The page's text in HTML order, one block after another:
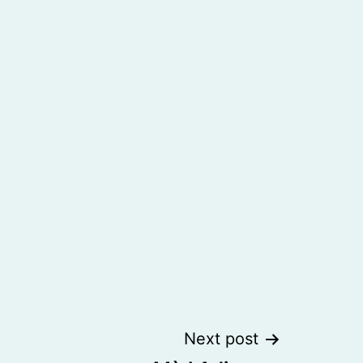
Next post